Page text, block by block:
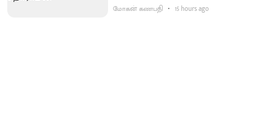
மோகன் கணபதி 15 hours ago